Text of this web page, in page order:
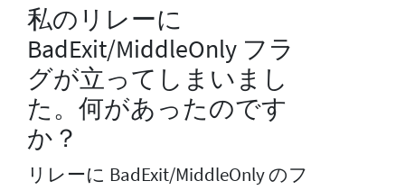
私のリレーに
BadExit/MiddleOnly フラ
グが立ってしまいまし
た。何があったのです
か？
リレーに BadExit/MiddleOnly のフ